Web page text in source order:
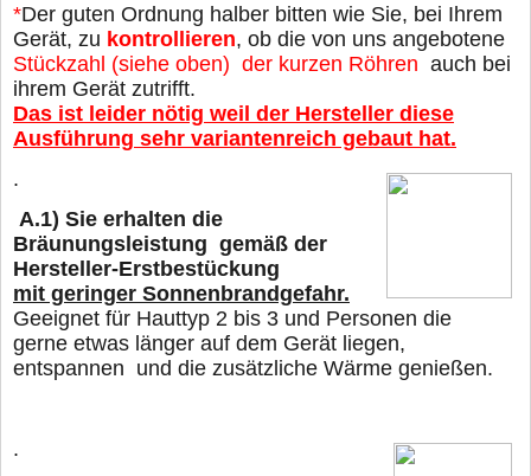
*Der guten Ordnung halber bitten wie Sie, bei Ihrem
Gerät, zu kontrollieren, ob die von uns angebotene
Stückzahl (siehe oben) der kurzen Röhren auch bei
ihrem Gerät zutrifft.
Das ist leider nötig weil der Hersteller diese
Ausführung sehr variantenreich gebaut hat.
.
A.1) Sie erhalten die
Bräunungsleistung gemäß der
Hersteller-Erstbestückung
mit geringer Sonnenbrandgefahr.
Geeignet für Hauttyp 2 bis 3 und Personen die
gerne etwas länger auf dem Gerät liegen,
entspannen und die zusätzliche Wärme genießen.
.